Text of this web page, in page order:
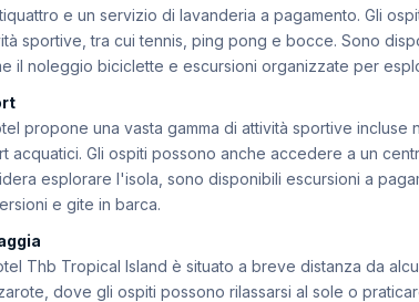
e un servizio di lavanderia a pagamento. Gli
sportive, tra cui tennis, ping pong e bocce. Sono
il noleggio biciclette e escursioni organizzate per
propone una vasta gamma di attività sportive
acquatici. Gli ospiti possono anche accedere a un
esplorare l'isola, sono disponibili escursioni a
e gite in barca.
Thb Tropical Island è situato a breve distanza da
dove gli ospiti possono rilassarsi al sole o